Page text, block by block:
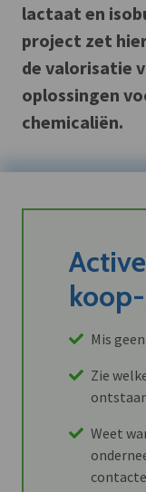
lactaat en
project zet
de valorisatie
oplossingen
chemicaliën.
Mis
Zie
Weet